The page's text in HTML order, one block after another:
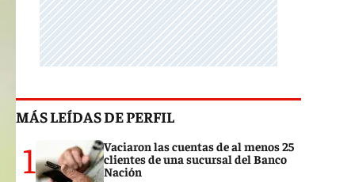
MÁS LEÍDAS DE PERFIL
1
Vaciaron las cuentas de al menos 25
clientes de una sucursal del Banco
Nación